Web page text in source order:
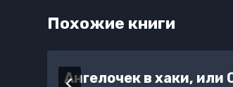
Похожие книги
Ангелочек в хаки, или